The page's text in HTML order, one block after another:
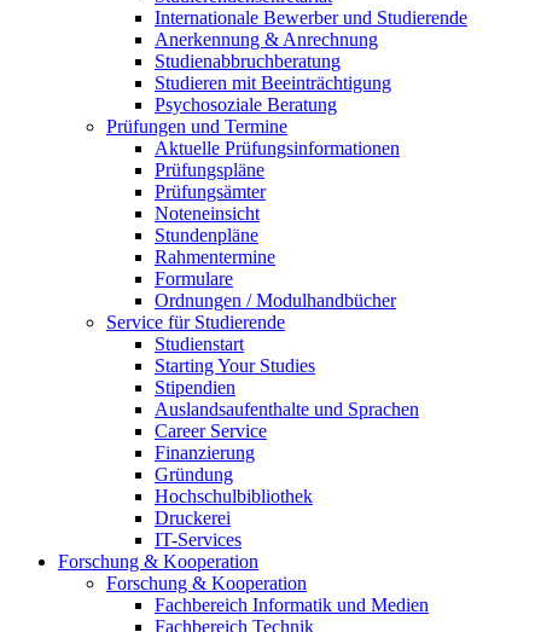
Internationale Bewerber und Studierende
Anerkennung & Anrechnung
Studienabbruchberatung
Studieren mit Beeinträchtigung
Psychosoziale Beratung
Prüfungen und Termine
Aktuelle Prüfungsinformationen
Prüfungspläne
Prüfungsämter
Noteneinsicht
Stundenpläne
Rahmentermine
Formulare
Ordnungen / Modulhandbücher
Service für Studierende
Studienstart
Starting Your Studies
Stipendien
Auslandsaufenthalte und Sprachen
Career Service
Finanzierung
Gründung
Hochschulbibliothek
Druckerei
IT-Services
Forschung & Kooperation
Forschung & Kooperation
Fachbereich Informatik und Medien
Fachbereich Technik